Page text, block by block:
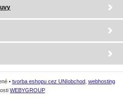
• tvorba eshopu cez UNIobchod, webhosting
WEBYGROUP